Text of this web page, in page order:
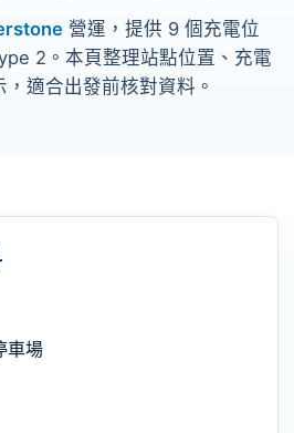
營運，提供 9 個充電位
2。本頁整理站點位置、充電
適合出發前核對資料。
車場